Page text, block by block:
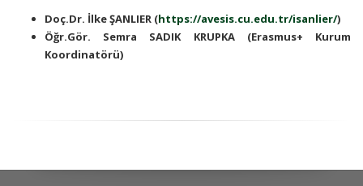
Doç.Dr. İlke ŞANLIER (https://avesis.cu.edu.tr/isanlier/)
Öğr.Gör. Semra SADIK KRUPKA (Erasmus+ Kurum
Koordinatörü)